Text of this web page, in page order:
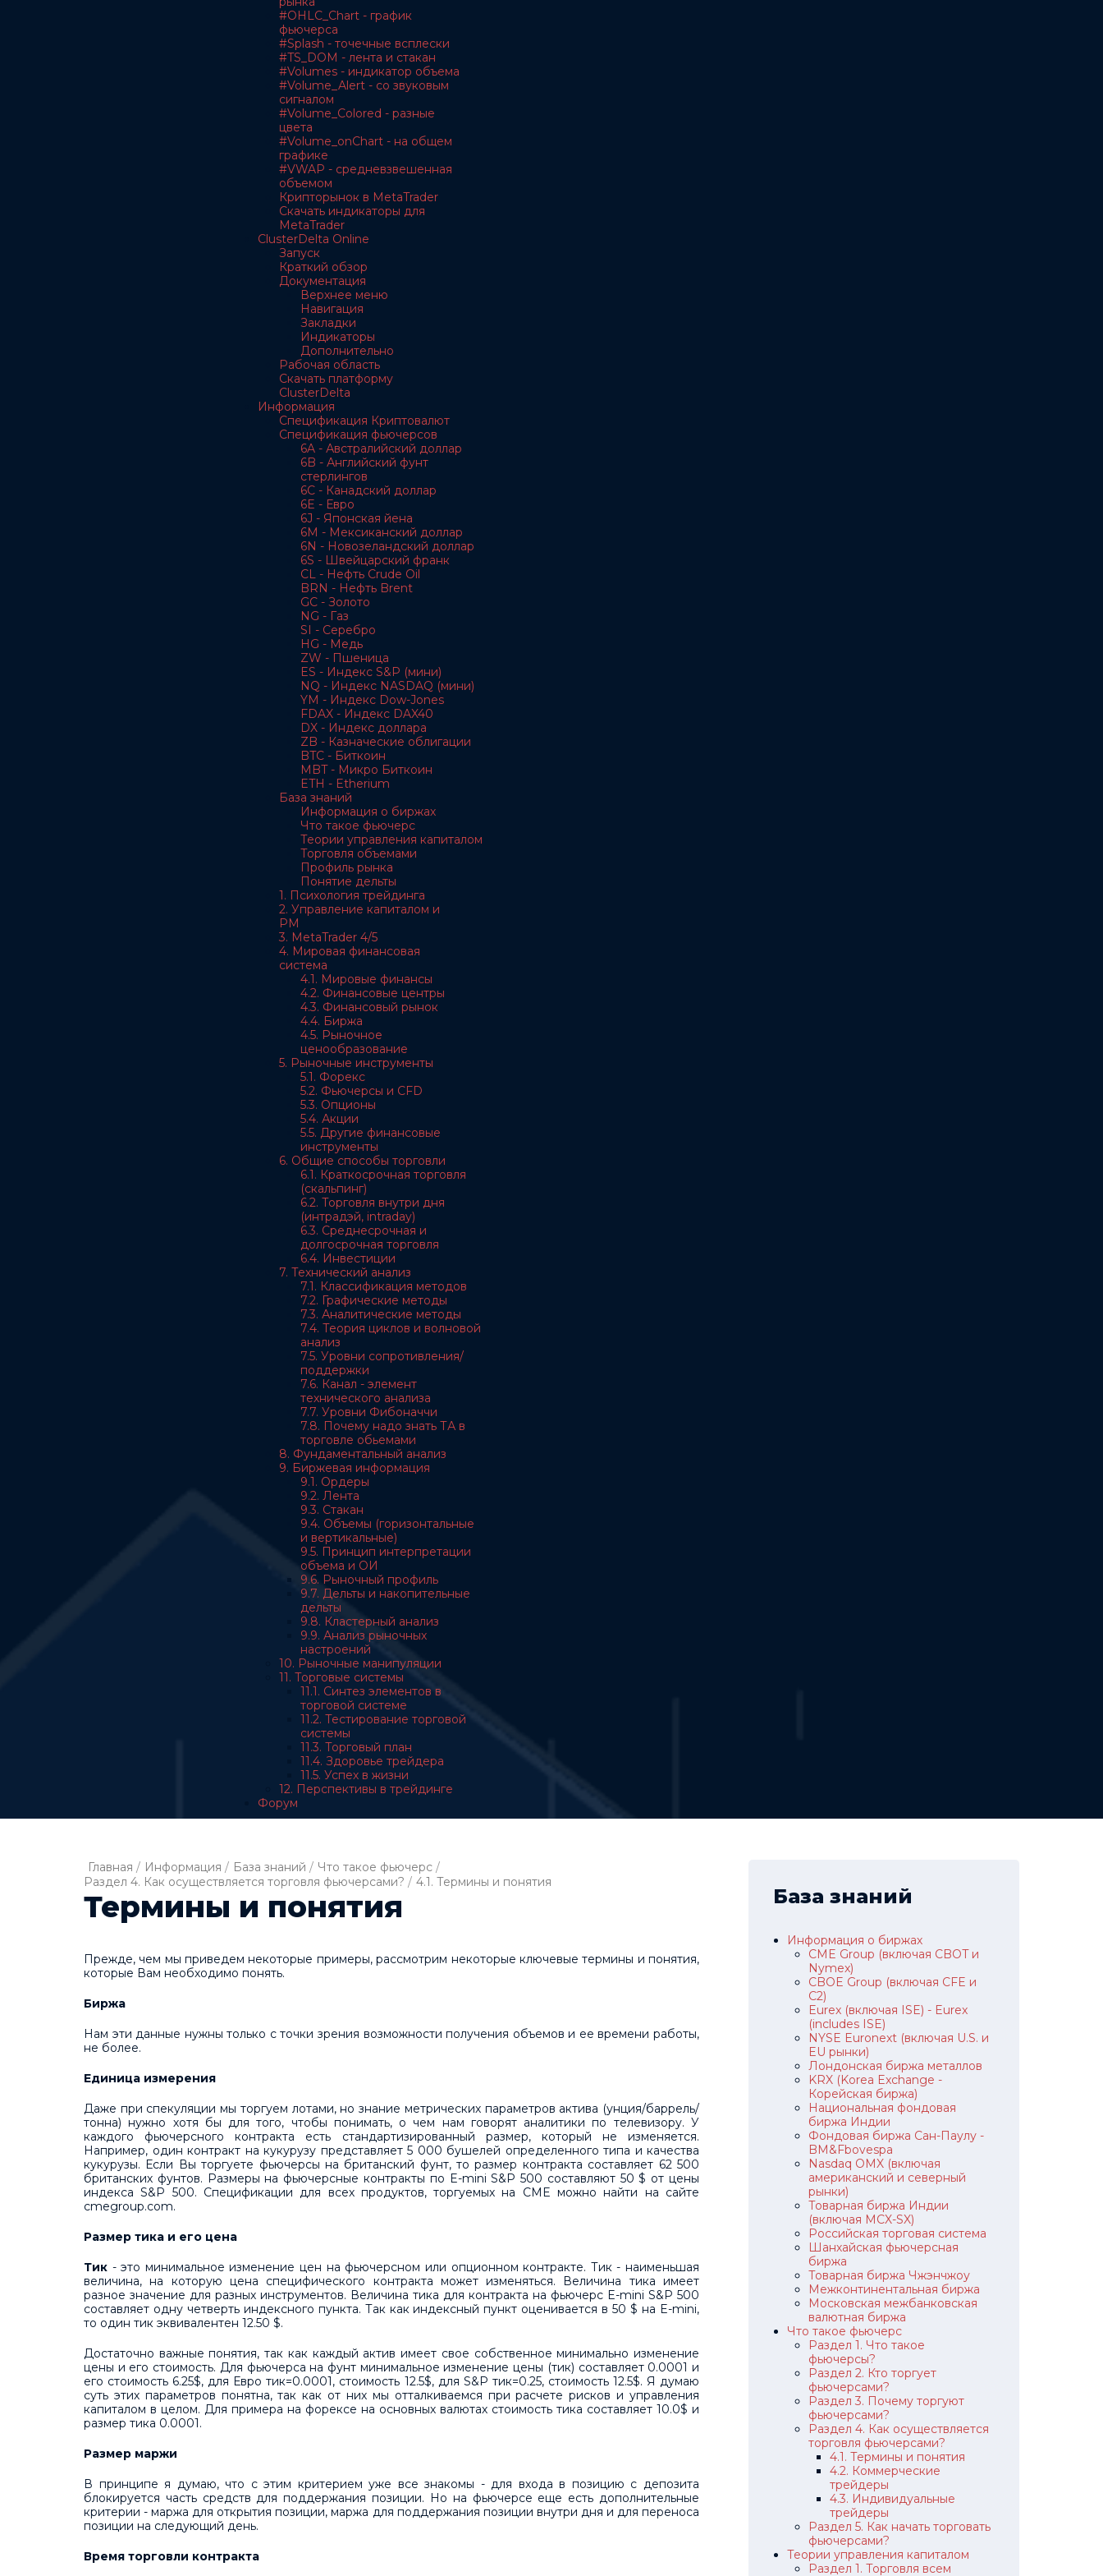
#OHLC_Chart - график
фьючерса
#Splash - точечные всплески
#TS_DOM - лента и стакан
#Volumes - индикатор объема
#Volume_Alert - со звуковым
сигналом
#Volume_Colored - разные
цвета
#Volume_onChart - на общем
графике
#VWAP - средневзвешенная
объемом
Крипторынок в MetaTrader
Скачать индикаторы для
MetaTrader
ClusterDelta Online
Запуск
Краткий обзор
Документация
Верхнее меню
Навигация
Закладки
Индикаторы
Дополнительно
Рабочая область
Скачать платформу
ClusterDelta
Информация
Спецификация Криптовалют
Спецификация фьючерсов
6A - Австралийский доллар
6B - Английский фунт
стерлингов
6C - Канадский доллар
6E - Евро
6J - Японская йена
6M - Мексиканский доллар
6N - Новозеландский доллар
6S - Швейцарский франк
CL - Нефть Crude Oil
BRN - Нефть Brent
GC - Золото
NG - Газ
SI - Серебро
HG - Медь
ZW - Пшеница
ES - Индекс S&P (мини)
NQ - Индекс NASDAQ (мини)
YM - Индекс Dow-Jones
FDAX - Индекс DAX40
DX - Индекс доллара
ZB - Казначеские облигации
BTC - Биткоин
MBT - Микро Биткоин
ETH - Etherium
База знаний
Информация о биржах
Что такое фьючерс
Теории управления капиталом
Торговля объемами
Профиль рынка
Понятие дельты
1. Психология трейдинга
2. Управление капиталом и
РМ
3. MetaTrader 4/5
4. Мировая финансовая
система
4.1. Мировые финансы
4.2. Финансовые центры
4.3. Финансовый рынок
4.4. Биржа
4.5. Рыночное
ценообразование
5. Рыночные инструменты
5.1. Форекс
5.2. Фьючерсы и CFD
5.3. Опционы
5.4. Акции
5.5. Другие финансовые
инструменты
6. Общие способы торговли
6.1. Краткосрочная торговля
(скальпинг)
6.2. Торговля внутри дня
(интрадэй, intraday)
6.3. Среднесрочная и
долгосрочная торговля
6.4. Инвестиции
7. Технический анализ
7.1. Классификация методов
7.2. Графические методы
7.3. Аналитические методы
7.4. Теория циклов и волновой
анализ
7.5. Уровни сопротивления/
поддержки
7.6. Канал - элемент
технического анализа
7.7. Уровни Фибоначчи
7.8. Почему надо знать ТА в
торговле обьемами
8. Фундаментальный анализ
9. Биржевая информация
9.1. Ордеры
9.2. Лента
9.3. Стакан
9.4. Объемы (горизонтальные
и вертикальные)
9.5. Принцип интерпретации
объема и ОИ
9.6. Рыночный профиль
9.7. Дельты и накопительные
дельты
9.8. Кластерный анализ
9.9. Анализ рыночных
настроений
10. Рыночные манипуляции
11. Торговые системы
11.1. Синтез элементов в
торговой системе
11.2. Тестирование торговой
системы
11.3. Торговый план
11.4. Здоровье трейдера
11.5. Успех в жизни
12. Перспективы в трейдинге
Форум
Главная / Информация / База знаний / Что такое фьючерс /
Раздел 4. Как осуществляется торговля фьючерсами? / 4.1. Термины и понятия
Термины и понятия
Прежде, чем мы приведем некоторые примеры, рассмотрим некоторые ключевые термины и понятия,
которые Вам необходимо понять.
Биржа
Нам эти данные нужны только с точки зрения возможности получения объемов и ее времени работы,
не более.
Единица измерения
Даже при спекуляции мы торгуем лотами, но знание метрических параметров актива (унция/баррель/
тонна) нужно хотя бы для того, чтобы понимать, о чем нам говорят аналитики по телевизору. У
каждого фьючерсного контракта есть стандартизированный размер, который не изменяется.
Например, один контракт на кукурузу представляет 5 000 бушелей определенного типа и качества
кукурузы. Если Вы торгуете фьючерсы на британский фунт, то размер контракта составляет 62 500
британских фунтов. Размеры на фьючерсные контракты по E-mini S&P 500 составляют 50 $ от цены
индекса S&P 500. Спецификации для всех продуктов, торгуемых на CME можно найти на сайте
cmegroup.com.
Размер тика и его цена
Тик - это минимальное изменение цен на фьючерсном или опционном контракте. Тик - наименьшая
величина, на которую цена специфического контракта может изменяться. Величина тика имеет
разное значение для разных инструментов. Величина тика для контракта на фьючерс E-mini S&P 500
составляет одну четверть индексного пункта. Так как индексный пункт оценивается в 50 $ на E-mini,
то один тик эквивалентен 12.50 $.
Достаточно важные понятия, так как каждый актив имеет свое собственное минимально изменение
цены и его стоимость. Для фьючерса на фунт минимальное изменение цены (тик) составляет 0.0001 и
его стоимость 6.25$, для Евро тик=0.0001, стоимость 12.5$, для S&P тик=0.25, стоимость 12.5$. Я думаю
суть этих параметров понятна, так как от них мы отталкиваемся при расчете рисков и управления
капиталом в целом. Для примера на форексе на основных валютах стоимость тика составляет 10.0$ и
размер тика 0.0001.
Размер маржи
В принципе я думаю, что с этим критерием уже все знакомы - для входа в позицию с депозита
блокируется часть средств для поддержания позиции. Но на фьючерсе еще есть дополнительные
критерии - маржа для открытия позиции, маржа для поддержания позиции внутри дня и для переноса
позиции на следующий день.
Время торговли контракта
База знаний
Информация о биржах
CME Group (включая CBOT и
Nymex)
CBOE Group (включая CFE и
C2)
Eurex (включая ISE) - Eurex
(includes ISE)
NYSE Euronext (включая U.S. и
EU рынки)
Лондонская биржа металлов
KRX (Korea Exchange -
Корейская биржа)
Национальная фондовая
биржа Индии
Фондовая биржа Сан-Паулу -
BM&Fbovespa
Nasdaq OMX (включая
американский и северный
рынки)
Товарная биржа Индии
(включая MCX-SX)
Российская торговая система
Шанхайская фьючерсная
биржа
Товарная биржа Чжэнчжоу
Межконтинентальная биржа
Московская межбанковская
валютная биржа
Что такое фьючерс
Раздел 1. Что такое
фьючерсы?
Раздел 2. Кто торгует
фьючерсами?
Раздел 3. Почему торгуют
фьючерсами?
Раздел 4. Как осуществляется
торговля фьючерсами?
4.1. Термины и понятия
4.2. Коммерческие
трейдеры
4.3. Индивидуальные
трейдеры
Раздел 5. Как начать торговать
фьючерсами?
Теории управления капиталом
Раздел 1. Торговля всем